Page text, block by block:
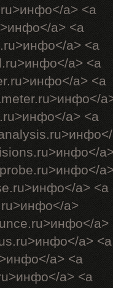
a> <a
a> <a
a> <a
a> <a
a> <a
a> <a
a> <a
a>
a>
a> <a
a> <a
a> <a